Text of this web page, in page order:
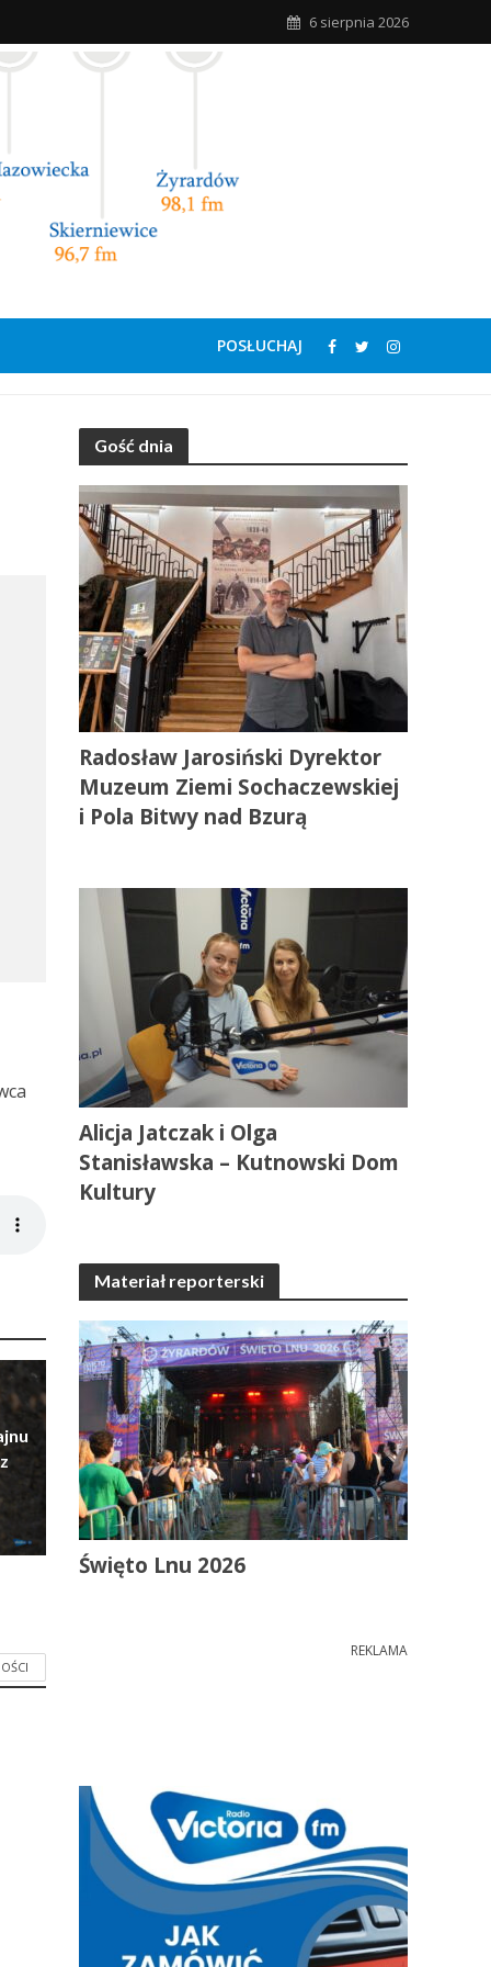
6 sierpnia 2026
POSŁUCHAJ
Gość dnia
Radosław Jarosiński Dyrektor
Muzeum Ziemi Sochaczewskiej
i Pola Bitwy nad Bzurą
Alicja Jatczak i Olga
Stanisławska – Kutnowski Dom
Kultury
Materiał reporterski
Święto Lnu 2026
REKLAMA